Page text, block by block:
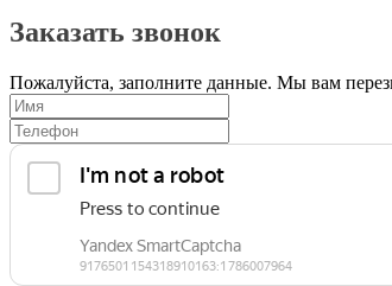
Заказать звонок
Пожалуйста, заполните данные. Мы вам